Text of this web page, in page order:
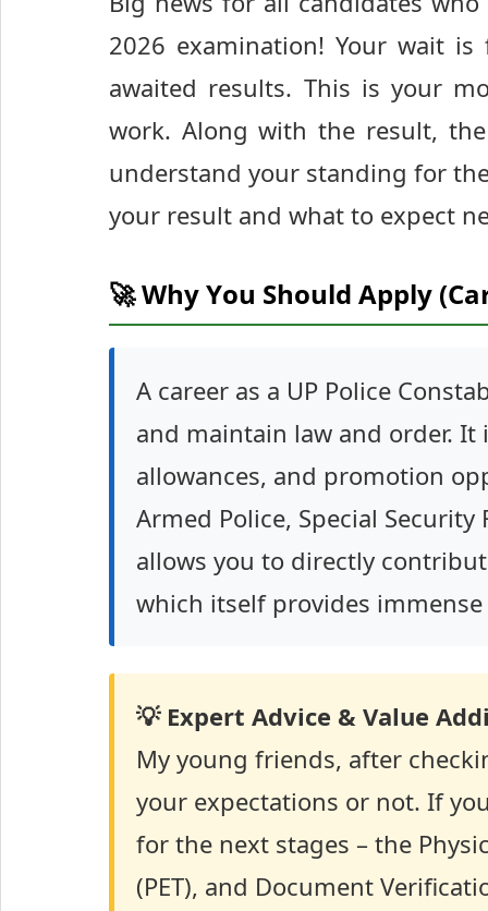
2026 examination! Your wait is
awaited results. This is your
work. Along with the result,
understand your standing for
your result and what to expect
🚀 Why You Should Apply
A career as a UP Police
and maintain law and order.
allowances, and promotion
Armed Police, Special Security
allows you to directly
which itself provides
💡 Expert Advice & Value
My young friends, after
your expectations or not. If
for the next stages – the
(PET), and Document